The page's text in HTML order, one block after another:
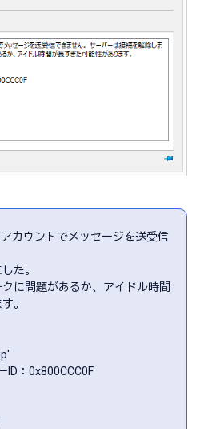
カウントでメッセージを送受信
た。
に問題があるか、アイドル時間
。
ID：0x800CCC0F